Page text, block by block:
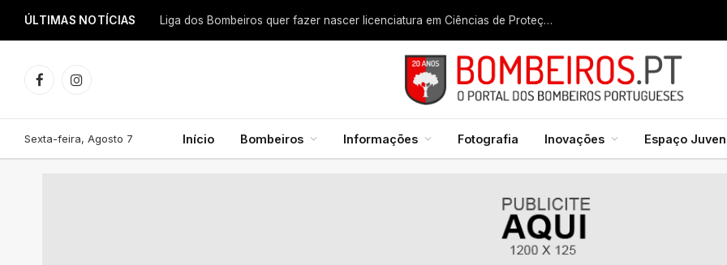
ÚLTIMAS NOTÍCIAS Liga dos Bombeiros quer fazer nascer licenciatura em Ciências de Proteção Civil e Bombeiros
FacebookInstagram
Sexta-feira, Agosto 7 Início Bombeiros Informações Fotografia Inovações Espaço